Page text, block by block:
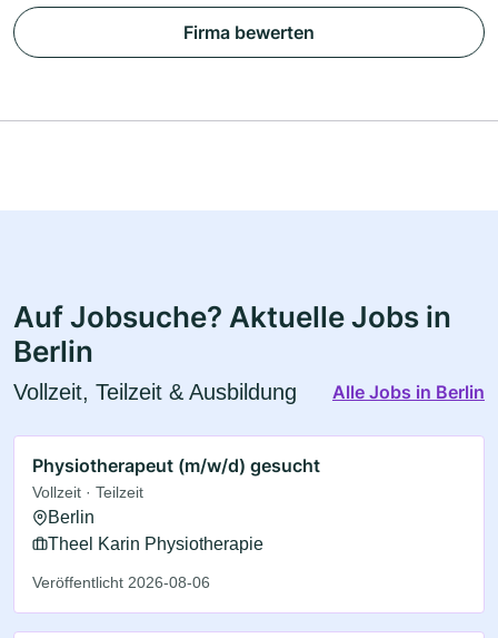
Firma bewerten
Auf Jobsuche? Aktuelle Jobs in
Berlin
Vollzeit, Teilzeit & Ausbildung Alle Jobs in Berlin
Physiotherapeut (m/w/d) gesucht
Vollzeit · Teilzeit
Berlin
Theel Karin Physiotherapie
Veröffentlicht 2026-08-06